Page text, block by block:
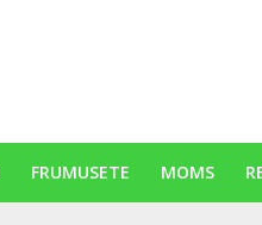
FRUMUSETE MOMS